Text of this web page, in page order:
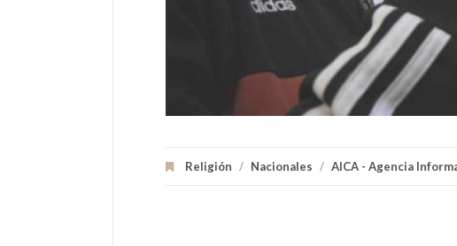
Religión / Nacionales / AICA - Agencia